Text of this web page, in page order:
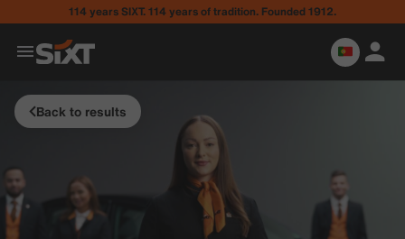
114 years SIXT. 114 years of tradition. Founded 1912.
Back to results